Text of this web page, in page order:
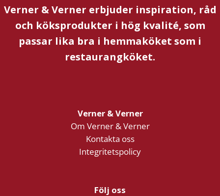
Verner & Verner erbjuder inspiration, råd
och köksprodukter i hög kvalité, som
passar lika bra i hemmaköket som i
restaurangköket.
Verner & Verner
Om Verner & Verner
Kontakta oss
Integritetspolicy
Följ oss